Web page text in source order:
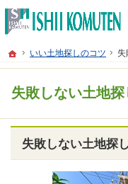
ホーム
いい土地探しのコツ 失
失敗しない土地探
プロの目線からご提案。東京都
東京都府中市の新築・注文住宅
失敗しない土地探